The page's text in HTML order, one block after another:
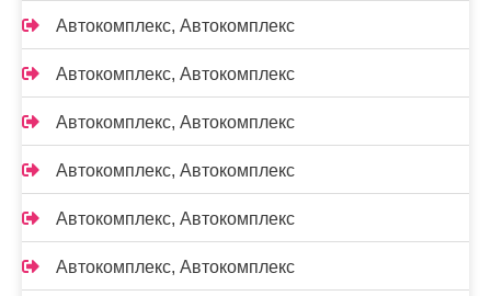
Автокомплекс, Автокомплекс
Автокомплекс, Автокомплекс
Автокомплекс, Автокомплекс
Автокомплекс, Автокомплекс
Автокомплекс, Автокомплекс
Автокомплекс, Автокомплекс